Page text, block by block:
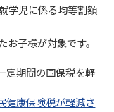
学児に係る均等割額
子様が対象です。
定期間の国保税を軽
健康保険税が軽減さ